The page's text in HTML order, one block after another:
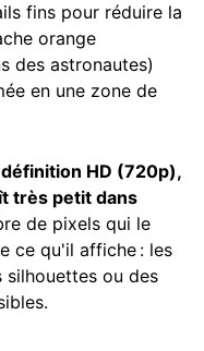
fins pour réduire la
orange
des astronautes)
en une zone de
HD (720p),
très petit dans
de pixels qui le
ce qu'il affiche : les
silhouettes ou des